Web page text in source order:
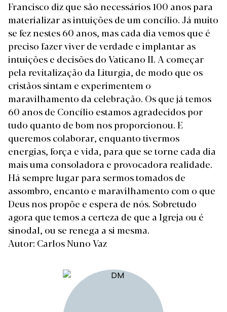
Francisco diz que são necessários 100 anos para
materializar as intuições de um concílio. Já muito
se fez nestes 60 anos, mas cada dia vemos que é
preciso fazer viver de verdade e implantar as
intuições e decisões do Vaticano II. A começar
pela revitalização da Liturgia, de modo que os
cristãos sintam e experimentem o
maravilhamento da celebração. Os que já temos
60 anos de Concílio estamos agradecidos por
tudo quanto de bom nos proporcionou. E
queremos colaborar, enquanto tivermos
energias, força e vida, para que se torne cada dia
mais uma consoladora e provocadora realidade.
Há sempre lugar para sermos tomados de
assombro, encanto e maravilhamento com o que
Deus nos propõe e espera de nós. Sobretudo
agora que temos a certeza de que a Igreja ou é
sinodal, ou se renega a si mesma.
Autor: Carlos Nuno Vaz